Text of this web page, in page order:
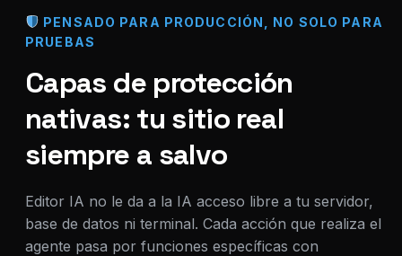
PENSADO PARA PRODUCCIÓN, NO SOLO PARA
PRUEBAS
Capas de protección
nativas: tu sitio real
siempre a salvo
Editor IA no le da a la IA acceso libre a tu servidor,
base de datos ni terminal. Cada acción que realiza el
agente pasa por funciones específicas con